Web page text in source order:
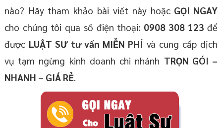
nào? Hãy tham khảo bài viết này hoặc GỌI NGAY
cho chúng tôi qua số điện thoại: 0908 308 123 để
được LUẬT SƯ tư vấn MIỄN PHÍ và cung cấp dịch
vụ tạm ngừng kinh doanh chi nhánh TRỌN GÓI –
NHANH – GIÁ RẺ.